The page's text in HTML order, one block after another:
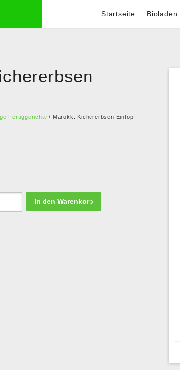
Startseite Bioladen
Fertiggerichte / Marokk. Kichererbsen Eintopf
In den Warenkorb